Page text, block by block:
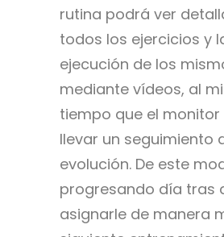
rutina podrá ver
todos los ejercicios y
ejecución de los
mediante vídeos, al
tiempo que el
llevar un seguimiento
evolución. De este
progresando día tras
asignarle de manera